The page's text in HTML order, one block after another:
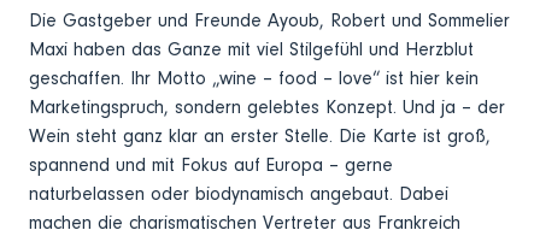
Die Gastgeber und Freunde Ayoub, Robert und Sommelier
Maxi haben das Ganze mit viel Stilgefühl und Herzblut
geschaffen. Ihr Motto „wine – food – love“ ist hier kein
Marketingspruch, sondern gelebtes Konzept. Und ja – der
Wein steht ganz klar an erster Stelle. Die Karte ist groß,
spannend und mit Fokus auf Europa – gerne
naturbelassen oder biodynamisch angebaut. Dabei
machen die charismatischen Vertreter aus Frankreich